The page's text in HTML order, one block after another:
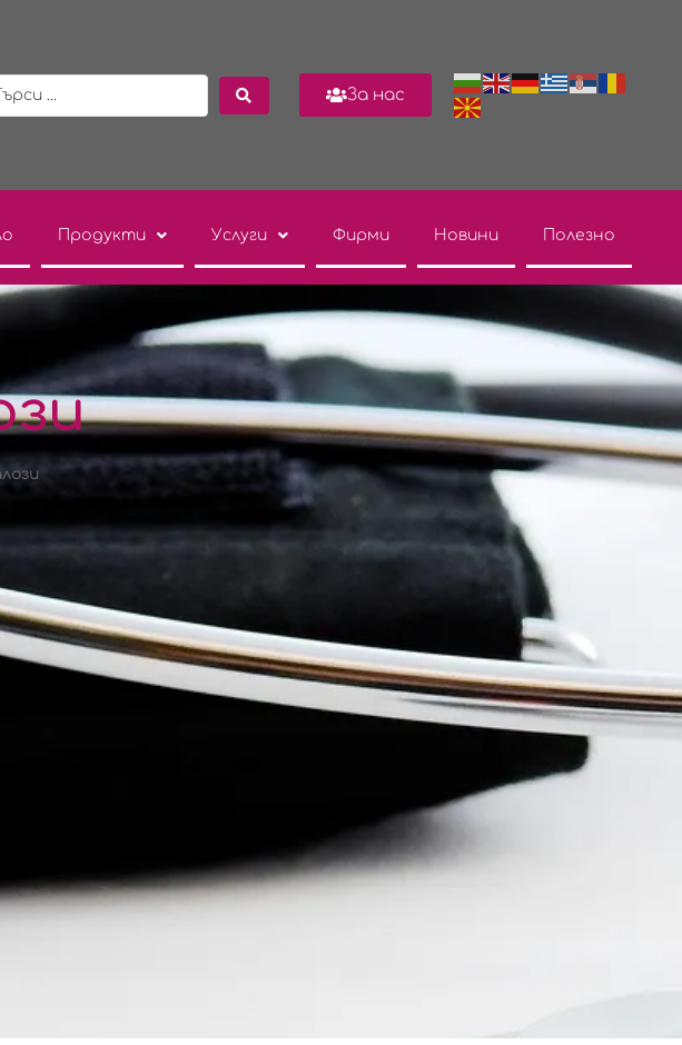
За нас
Продукти Услуги Фирми Новини Полезно